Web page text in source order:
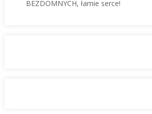
BEZDOMNYCH, łamie serce!